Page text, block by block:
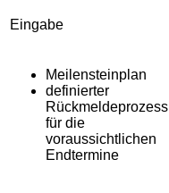
Eingabe
Meilensteinplan
definierter
Rückmeldeprozess
für die
voraussichtlichen
Endtermine